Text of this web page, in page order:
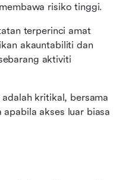
risiko tinggi.
terperinci amat
akauntabiliti dan
aktiviti
kritikal, bersama
akses luar biasa